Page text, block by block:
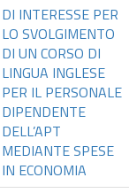
DI INTERESSE PER
LO SVOLGIMENTO
DI UN CORSO DI
LINGUA INGLESE
PER IL PERSONALE
DIPENDENTE
DELL’APT
MEDIANTE SPESE
IN ECONOMIA